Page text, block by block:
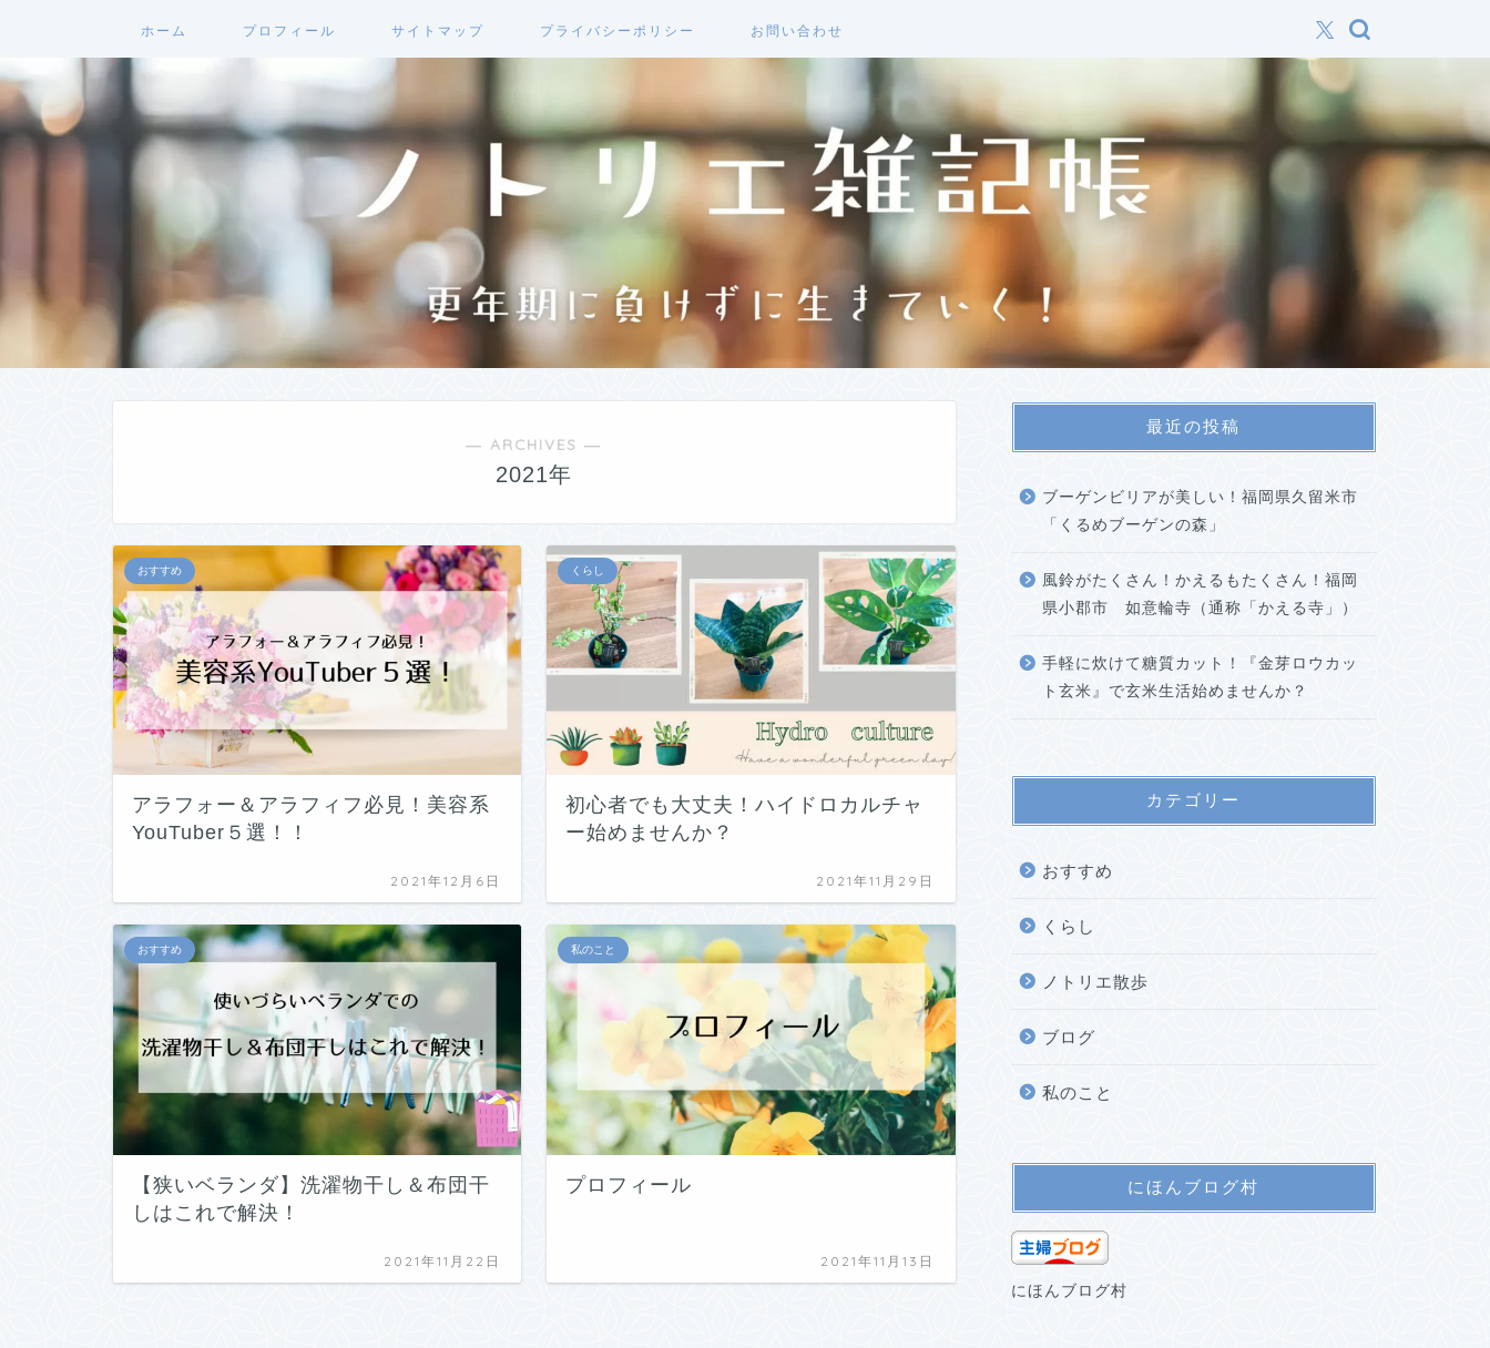
ホーム プロフィール サイトマップ プライバシーポリシー お問い合わせ
― ARCHIVES ―
2021年
おすすめ
アラフォー＆アラフィフ必見！美容系
YouTuber５選！！
2021年12月6日
くらし
初心者でも大丈夫！ハイドロカルチャ
ー始めませんか？
2021年11月29日
おすすめ
【狭いベランダ】洗濯物干し＆布団干
しはこれで解決！
2021年11月22日
私のこと
プロフィール
2021年11月13日
最近の投稿
ブーゲンビリアが美しい！福岡県久留米市
「くるめブーゲンの森」
風鈴がたくさん！かえるもたくさん！福岡
県小郡市 如意輪寺（通称「かえる寺」）
手軽に炊けて糖質カット！『金芽ロウカッ
ト玄米』で玄米生活始めませんか？
カテゴリー
おすすめ
くらし
ノトリエ散歩
ブログ
私のこと
にほんブログ村
にほんブログ村